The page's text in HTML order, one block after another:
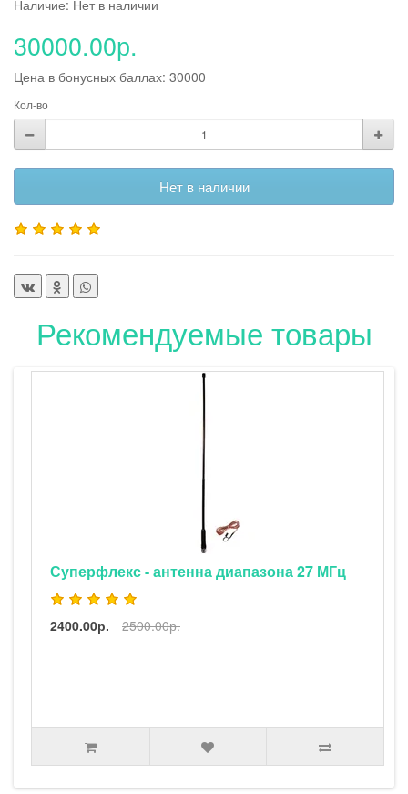
Наличие: Нет в наличии
30000.00р.
Цена в бонусных баллах: 30000
Кол-во
Нет в наличии
Рекомендуемые товары
Суперфлекс - антенна диапазона 27 МГц
2400.00р. 2500.00р.